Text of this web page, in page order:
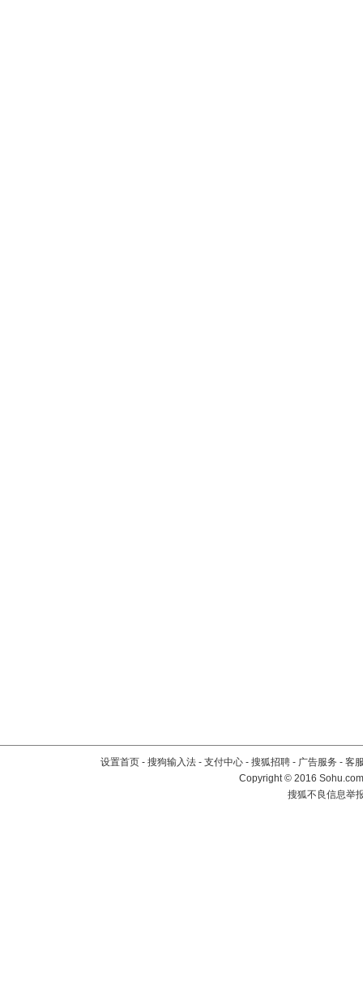
设置首页 - 搜狗输入法 - 支付中心 - 搜狐招聘 - 广告服务 - 客
Copyright©2016
搜狐不良信息举